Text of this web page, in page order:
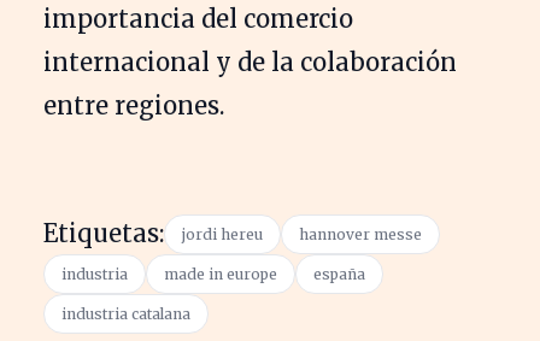
importancia del comercio
internacional y de la colaboración
entre regiones.
Etiquetas: jordi hereu hannover messe
industria made in europe españa
industria catalana